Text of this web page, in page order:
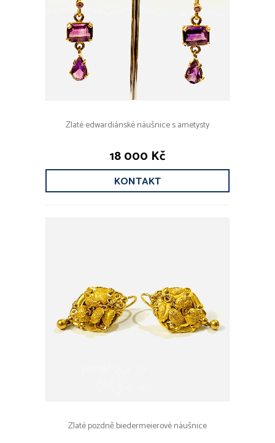
Zlaté edwardiánské náušnice s ametysty
18 000 Kč
KONTAKT
Zlaté pozdně biedermeierové náušnice